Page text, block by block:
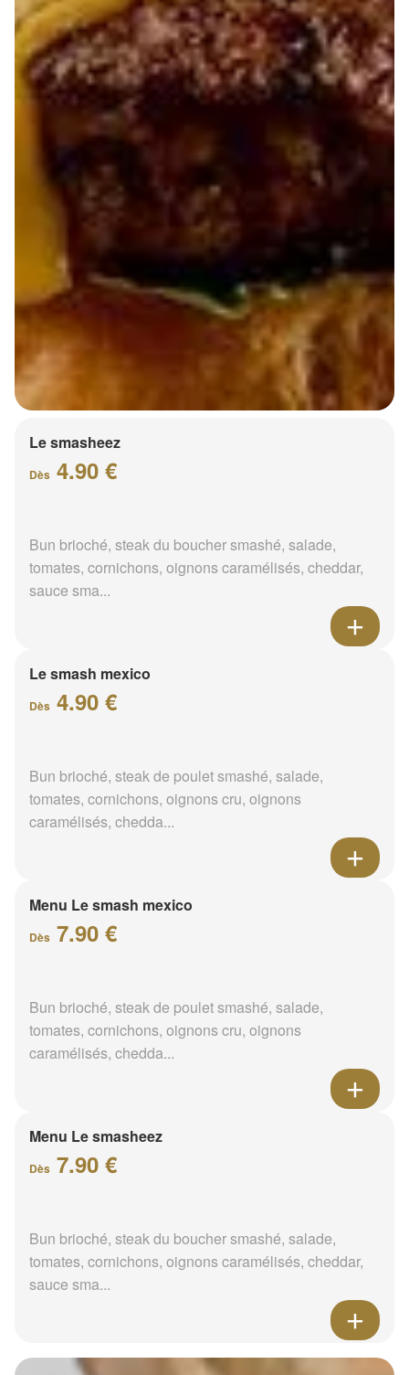
Le smasheez
Dès 4.90 €
Bun brioché, steak du boucher smashé, salade,
tomates, cornichons, oignons caramélisés, cheddar,
sauce sma...
Le smash mexico
Dès 4.90 €
Bun brioché, steak de poulet smashé, salade,
tomates, cornichons, oignons cru, oignons
caramélisés, chedda...
Menu Le smash mexico
Dès 7.90 €
Bun brioché, steak de poulet smashé, salade,
tomates, cornichons, oignons cru, oignons
caramélisés, chedda...
Menu Le smasheez
Dès 7.90 €
Bun brioché, steak du boucher smashé, salade,
tomates, cornichons, oignons caramélisés, cheddar,
sauce sma...